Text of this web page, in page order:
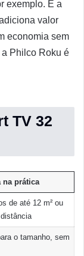
exemplo. E a
valor
economia sem
Philco Roku é
TV 32
na prática
de até 12 m² ou
o tamanho, sem